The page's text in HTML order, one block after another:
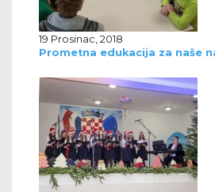
19 Prosinac, 2018
Prometna edukacija za naše